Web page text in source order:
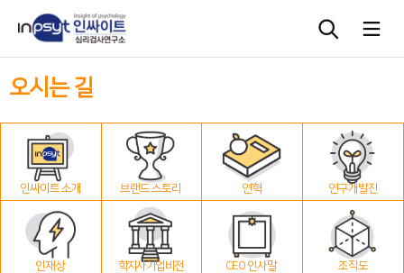
심리검사
상담도구
교육 워크숍
단체검사
오시는 길
인싸이트 소개 브랜드 스토리 연혁 연구개발진
인재상 학지사 기업 비전 CEO 인사말 조직도